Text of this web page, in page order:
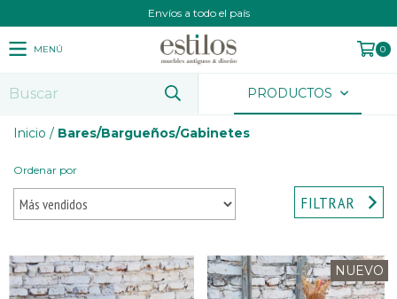
Envíos a todo el país
MENÚ 0
PRODUCTOS
Inicio / Bares/Bargueños/Gabinetes
Ordenar por
FILTRAR
NUEVO